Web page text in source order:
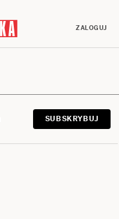
ZALOGUJ
SUBSKRYBUJ